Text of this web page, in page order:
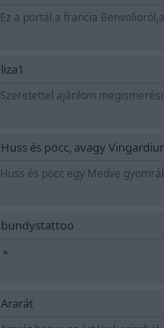
Ez a portál a francia
liza1
Szeretettel ajánlom
Huss és pöcc, avagy
Huss és pöcc egy Medve
bundystattoo
»
Ararát